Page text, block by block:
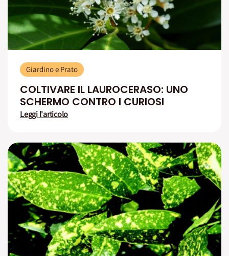
Giardino e Prato
COLTIVARE IL LAUROCERASO: UNO
SCHERMO CONTRO I CURIOSI
Leggi l'articolo